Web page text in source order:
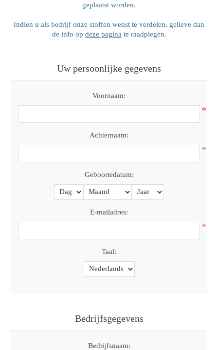
geplaatst worden.
Indien u als bedrijf onze stoffen wenst te verdelen, gelieve dan
de info op deze pagina te raadplegen.
Uw persoonlijke gegevens
Voornaam:
*
Achternaam:
*
Geboortedatum:
E-mailadres:
*
Taal:
Bedrijfsgegevens
Bedrijfsnaam: